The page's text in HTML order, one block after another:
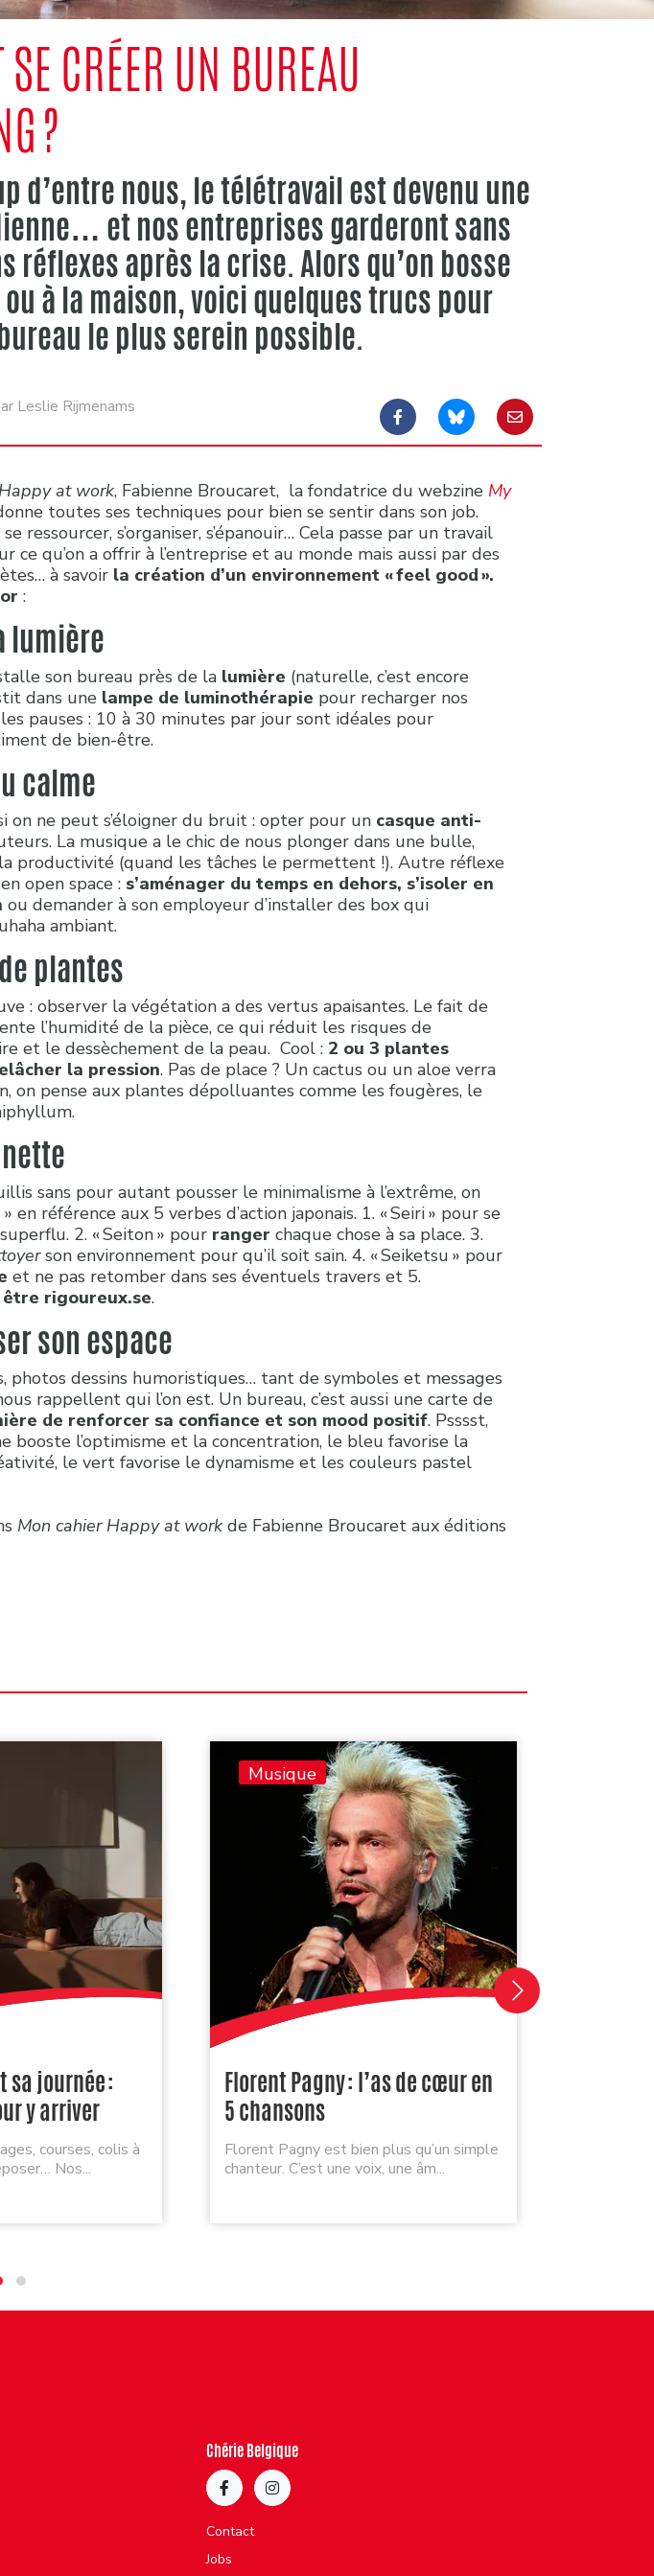
CRÉER UN BUREAU
?
d’entre nous, le télétravail est devenu une
et nos entreprises garderont sans
réflexes après la crise. Alors qu’on bosse
à la maison, voici quelques trucs pour
le plus serein possible.
Leslie Rijmenams
at work, Fabienne Broucaret, la fondatrice du webzine My
toutes ses techniques pour bien se sentir dans son job.
ressourcer, s’organiser, s’épanouir… Cela passe par un travail
ce qu’on a offrir à l’entreprise et au monde mais aussi par des
à savoir la création d’un environnement « feel good ».
:
lumière
son bureau près de la lumière (naturelle, c’est encore
dans une lampe de luminothérapie pour recharger nos
pauses : 10 à 30 minutes par jour sont idéales pour
de bien-être.
calme
on ne peut s’éloigner du bruit : opter pour un casque anti-
La musique a le chic de nous plonger dans une bulle,
productivité (quand les tâches le permettent !). Autre réflexe
open space : s’aménager du temps en dehors, s’isoler en
ou demander à son employeur d’installer des box qui
ambiant.
plantes
: observer la végétation a des vertus apaisantes. Le fait de
l’humidité de la pièce, ce qui réduit les risques de
et le dessèchement de la peau. Cool : 2 ou 3 plantes
la pression. Pas de place ? Un cactus ou un aloe verra
on pense aux plantes dépolluantes comme les fougères, le
sans pour autant pousser le minimalisme à l’extrême, on
» en référence aux 5 verbes d’action japonais. 1. « Seiri » pour se
2. « Seiton » pour ranger chaque chose à sa place. 3.
son environnement pour qu’il soit sain. 4. « Seiketsu » pour
et ne pas retomber dans ses éventuels travers et 5.
être rigoureux.se.
son espace
photos dessins humoristiques… tant de symboles et messages
rappellent qui l’on est. Un bureau, c’est aussi une carte de
de renforcer sa confiance et son mood positif. Psssst,
booste l’optimisme et la concentration, le bleu favorise la
le vert favorise le dynamisme et les couleurs pastel
Mon cahier Happy at work de Fabienne Broucaret aux éditions
journée :
y arriver
courses, colis à
Nos...
Musique
Florent Pagny : l’as de cœur en
5 chansons
Florent Pagny est bien plus qu’un simple
chanteur. C’est une voix, une âm...
Chérie Belgique
Contact
Jobs